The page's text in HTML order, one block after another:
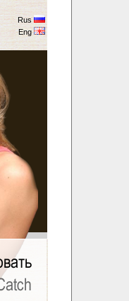
Rus
Eng